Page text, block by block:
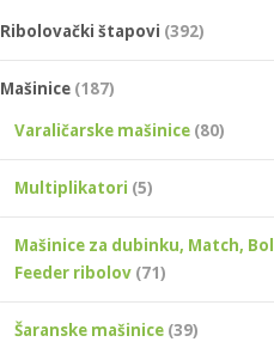
Ribolovački štapovi (392)
Mašinice (187)
Varaličarske mašinice (80)
Multiplikatori (5)
Mašinice za dubinku, Match,
Feeder ribolov (71)
Šaranske mašinice (39)